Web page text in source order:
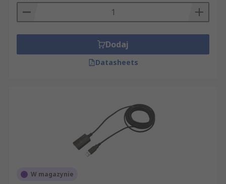
Dodaj
Datasheets
W magazynie